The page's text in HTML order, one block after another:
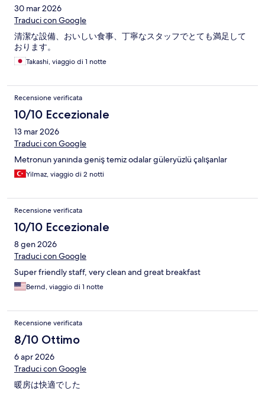
30 mar 2026
Traduci con Google
清潔な設備、おいしい食事、丁寧なスタッフでとても満足して
おります。
Takashi, viaggio di 1 notte
Recensione verificata
10/10 Eccezionale
13 mar 2026
Traduci con Google
Metronun yanında geniş temiz odalar güleryüzlü çalışanlar
Yilmaz, viaggio di 2 notti
Recensione verificata
10/10 Eccezionale
8 gen 2026
Traduci con Google
Super friendly staff, very clean and great breakfast
Bernd, viaggio di 1 notte
Recensione verificata
8/10 Ottimo
6 apr 2026
Traduci con Google
暖房は快適でした